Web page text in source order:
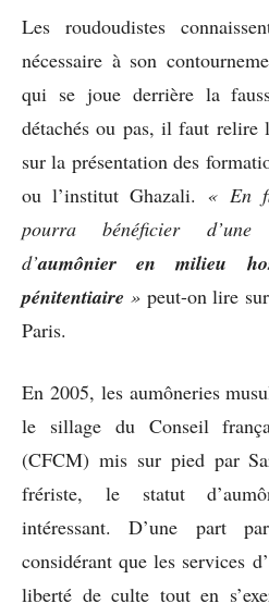
Les roudoudistes
nécessaire à son
qui se joue derrière la
détachés ou pas, il faut relire
sur la présentation des
ou l’institut Ghazali. « En
pourra bénéficier d’une
d’aumônier en milieu
pénitentiaire » peut-on lire
Paris.
En 2005, les aumôneries
le sillage du Conseil
(CFCM) mis sur pied par
frériste, le statut
intéressant. D’une part
considérant que les services
liberté de culte tout en